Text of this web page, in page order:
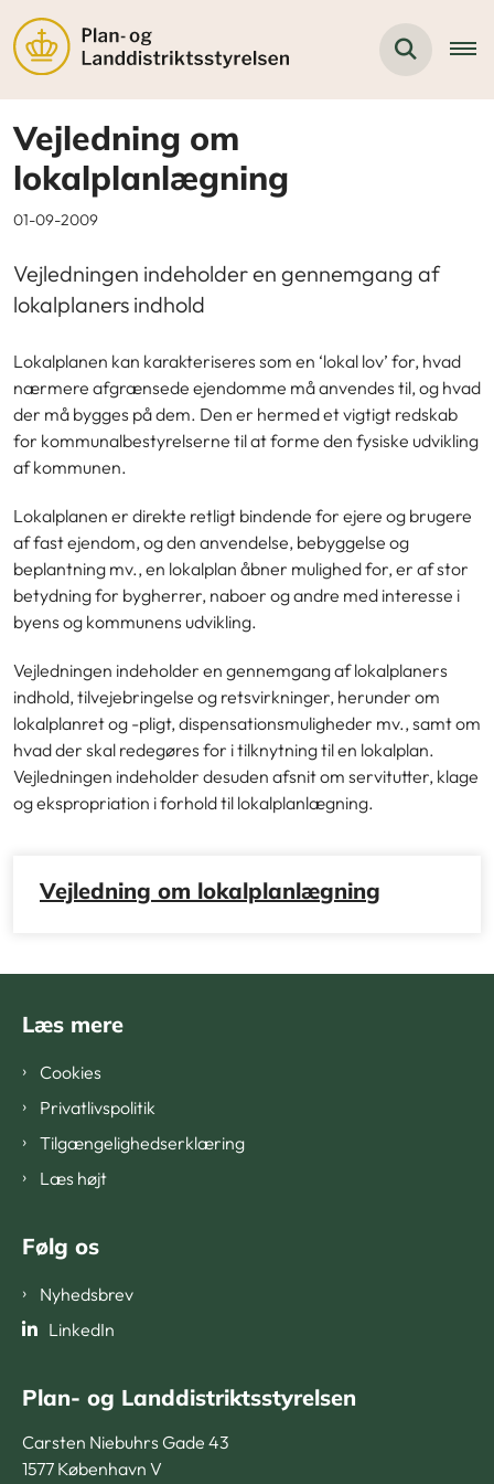
Vejledning om
lokalplanlægning
01-09-2009
Vejledningen indeholder en gennemgang af
lokalplaners indhold
Lokalplanen kan karakteriseres som en ‘lokal lov’ for, hvad
nærmere afgrænsede ejendomme må anvendes til, og hvad
der må bygges på dem. Den er hermed et vigtigt redskab
for kommunalbestyrelserne til at forme den fysiske udvikling
af kommunen.
Lokalplanen er direkte retligt bindende for ejere og brugere
af fast ejendom, og den anvendelse, bebyggelse og
beplantning mv., en lokalplan åbner mulighed for, er af stor
betydning for bygherrer, naboer og andre med interesse i
byens og kommunens udvikling.
Vejledningen indeholder en gennemgang af lokalplaners
indhold, tilvejebringelse og retsvirkninger, herunder om
lokalplanret og -pligt, dispensationsmuligheder mv., samt om
hvad der skal redegøres for i tilknytning til en lokalplan.
Vejledningen indeholder desuden afsnit om servitutter, klage
og ekspropriation i forhold til lokalplanlægning.
Vejledning om lokalplanlægning
Læs mere
Cookies
Privatlivspolitik
Tilgængelighedserklæring
Læs højt
Følg os
Nyhedsbrev
LinkedIn
Plan- og Landdistriktsstyrelsen
Carsten Niebuhrs Gade 43
1577 København V